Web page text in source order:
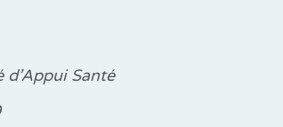
d’Appui Santé